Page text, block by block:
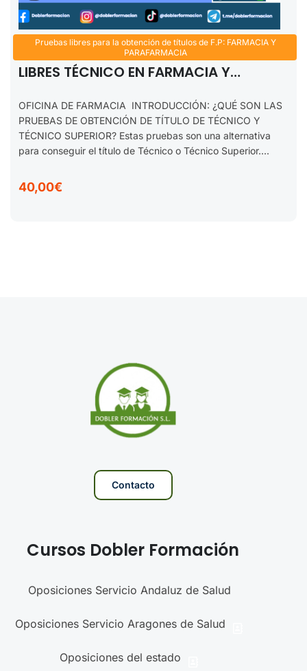
Pruebas libres para la obtención de títulos de F.P: FARMACIA Y
PARAFARMACIA
OFICINA DE FARMACIA. FP PRUEBAS
LIBRES TÉCNICO EN FARMACIA Y
OFICINA DE FARMACIA INTRODUCCIÓN: ¿QUÉ SON LAS
PRUEBAS DE OBTENCIÓN DE TÍTULO DE TÉCNICO Y
TÉCNICO SUPERIOR? Estas pruebas son una alternativa
para conseguir el título de Técnico o Técnico Superior....
40,00€
Contacto
Cursos Dobler Formación
Oposiciones Servicio Andaluz de Salud
Oposiciones Servicio Aragones de Salud
Oposiciones del estado